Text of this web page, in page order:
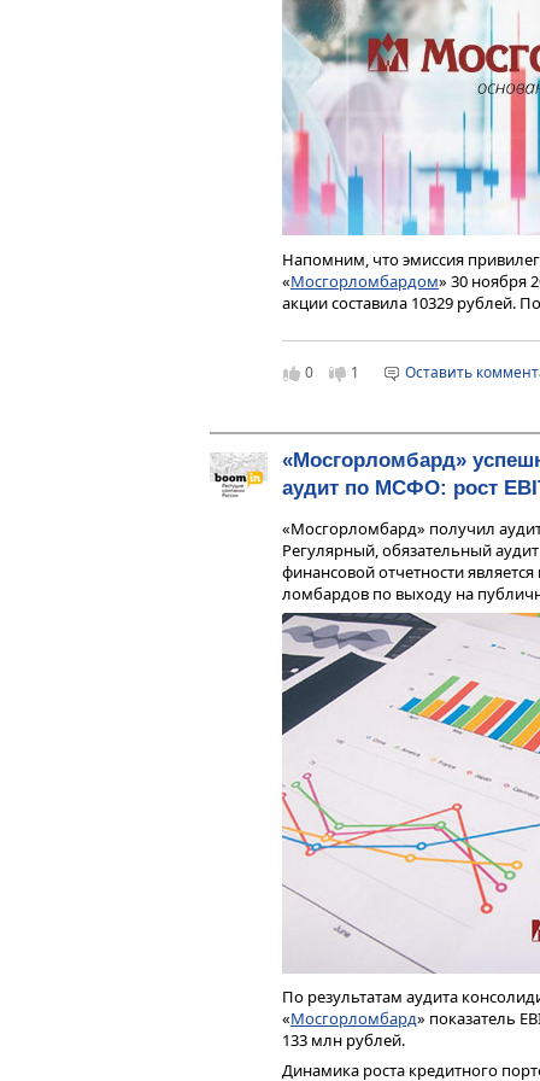
Напомним, что эмиссия
«Мосгорломбардом» 30 ноября
акции составила 10329 рублей.
7,75% годовых.
Размещение дополнительных
сегодняшний день портфель
рублей. Основная часть
ломбардов.
год активного развития
первое полугодие 2021 года
относительно аналогичного
Московском регионе будет 100
полтора года — 200.
К 2023 году «Мосгорломбард»
компании включает в себя
деятельности по РСБУ и МСФО.
0 1 Оставить
«Мосгорломбард»
аудит по МСФО: рост
«Мосгорломбард» получил
Регулярный, обязательный
финансовой отчетности
ломбардов по выходу на
По результатам аудита
«Мосгорломбард» показатель
133 млн рублей.
Динамика роста кредитного